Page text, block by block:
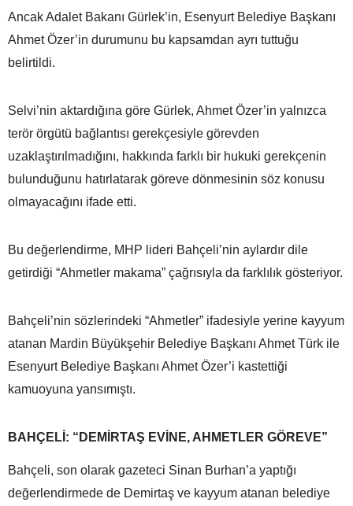
Ancak Adalet Bakanı Gürlek’in, Esenyurt Belediye Başkanı
Ahmet Özer’in durumunu bu kapsamdan ayrı tuttuğu
belirtildi.
Selvi’nin aktardığına göre Gürlek, Ahmet Özer’in yalnızca
terör örgütü bağlantısı gerekçesiyle görevden
uzaklaştırılmadığını, hakkında farklı bir hukuki gerekçenin
bulunduğunu hatırlatarak göreve dönmesinin söz konusu
olmayacağını ifade etti.
Bu değerlendirme, MHP lideri Bahçeli’nin aylardır dile
getirdiği “Ahmetler makama” çağrısıyla da farklılık gösteriyor.
Bahçeli’nin sözlerindeki “Ahmetler” ifadesiyle yerine kayyum
atanan Mardin Büyükşehir Belediye Başkanı Ahmet Türk ile
Esenyurt Belediye Başkanı Ahmet Özer’i kastettiği
kamuoyuna yansımıştı.
BAHÇELİ: “DEMİRTAŞ EVİNE, AHMETLER GÖREVE”
Bahçeli, son olarak gazeteci Sinan Burhan’a yaptığı
değerlendirmede de Demirtaş ve kayyum atanan belediye